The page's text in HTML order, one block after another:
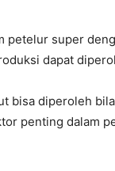
petelur super
dapat
bisa diperoleh
penting dalam